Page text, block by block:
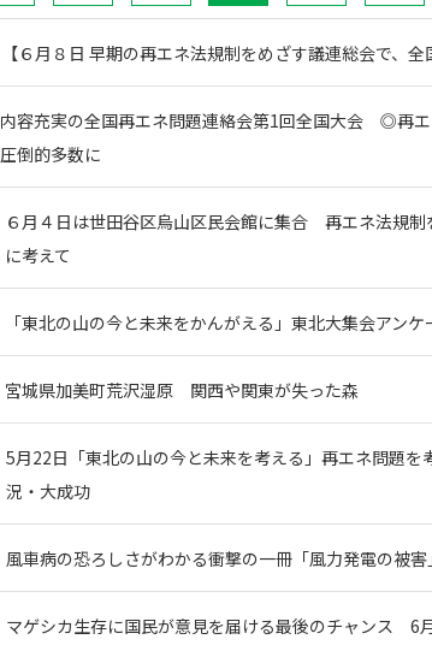
【６月８日 早期の再エネ法規制をめざす議連総会で、全
内容充実の全国再エネ問題連絡会第1回全国大会 ◎再
圧倒的多数に
６月４日は世田谷区烏山区民会館に集合 再エネ法規
に考えて
「東北の山の今と未来をかんがえる」東北大集会アンケ
宮城県加美町荒沢湿原 関西や関東が失った森
5月22日「東北の山の今と未来を考える」再エネ問題
況・大成功
風車病の恐ろしさがわかる衝撃の一冊「風力発電の被
マゲシカ生存に国民が意見を届ける最後のチャンス